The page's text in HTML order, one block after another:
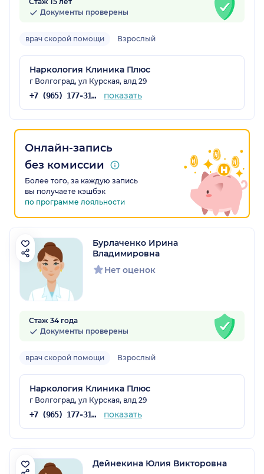
Документы проверены
врач скорой помощи Взрослый
Наркология Клиника Плюс
г Волгоград, ул Курская, влд 29
+7 (965) 177-31-35 показать
Онлайн-запись
без комиссии
Более того, за каждую запись
вы получаете кэшбэк
по программе лояльности
Бурлаченко Ирина
Владимировна
Нет оценок
Стаж 34 года
Документы проверены
врач скорой помощи Взрослый
Наркология Клиника Плюс
г Волгоград, ул Курская, влд 29
+7 (965) 177-31-35 показать
Дейнекина Юлия Викторовна